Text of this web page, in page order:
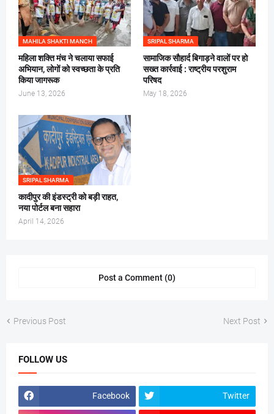
MAHILA SHAKTI MANCH
महिला शक्ति मंच ने चलाया सफाई
अभियान, लोगों को स्वच्छता के प्रति
किया जागरूक
June 13, 2026
SRIPAL SHARMA
सामाजिक सौहार्द बिगाड़ने वालों पर हो
सख्त कार्रवाई : राष्ट्रीय परशुराम
परिषद
May 18, 2026
SRIPAL SHARMA
कादीपुर की इंडस्ट्री को बड़ी राहत,
नया पोर्टल बना सहारा
April 14, 2026
Post a Comment (0)
Previous Post Next Post
FOLLOW US
Facebook Twitter